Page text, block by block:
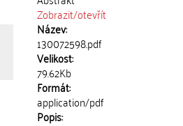
Zobrazit/otevřít
Název:
130072598.pdf
Velikost:
79.62Kb
Formát:
application/pdf
Popis: